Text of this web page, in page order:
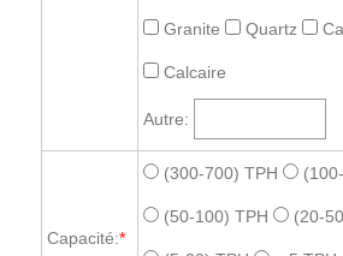
Granite Quartz
Calcaire
Autre:
Capacité:*
(300-700) TPH
(50-100) TPH (20-